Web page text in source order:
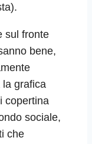
sul fronte
bene,
la grafica
copertina
sociale,
che